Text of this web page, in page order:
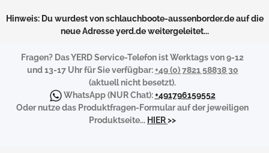
Hinweis: Du wurdest von schlauchboote-aussenborder.de auf die
neue Adresse yerd.de weitergeleitet...
Fragen? Das YERD Service-Telefon ist Werktags von 9-12
und 13-17 Uhr für Sie verfügbar:+49 (0) 7821 58838 30
(aktuell nicht besetzt).
WhatsApp(NUR Chat):+491796159552
Oder nutze das Produktfragen-Formular auf der jeweiligen
Produktseite... HIER>>